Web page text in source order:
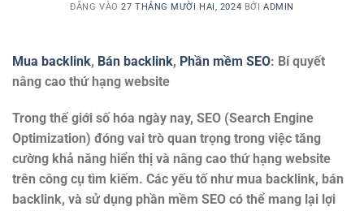
ĐĂNG VÀO27 THÁNG MƯỜI HAI, 2024 BỞI ADMIN
Mua backlink, Bán backlink, Phần mềm SEO: Bí quyết
nâng cao thứ hạng website
Trong thế giới số hóa ngày nay, SEO (Search Engine
Optimization) đóng vai trò quan trọng trong việc tăng
cường khả năng hiển thị và nâng cao thứ hạng website
trên công cụ tìm kiếm. Các yếu tố như mua backlink, bán
backlink, và sử dụng phần mềm SEO có thể mang lại lợi